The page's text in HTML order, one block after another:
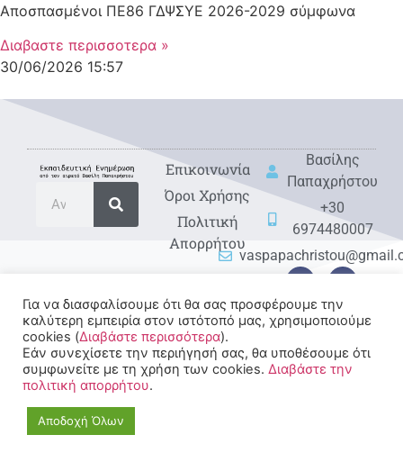
Αποσπασμένοι ΠΕ86 ΓΔΨΣΥΕ 2026-2029 σύμφωνα
Διαβαστε περισσοτερα »
30/06/2026 15:57
Eπικοινωνία
Όροι Χρήσης
Πολιτική
Απορρήτου
Βασίλης
Παπαχρήστου
+30
6974480007
© 2022-2025 All rights
Reserved.
Για να διασφαλίσουμε ότι θα σας προσφέρουμε την
καλύτερη εμπειρία στον ιστότοπό μας, χρησιμοποιούμε
cookies (Διαβάστε περισσότερα).
Εάν συνεχίσετε την περιήγησή σας, θα υποθέσουμε ότι
συμφωνείτε με τη χρήση των cookies. Διαβάστε την
πολιτική απορρήτου.
Αποδοχή Όλων